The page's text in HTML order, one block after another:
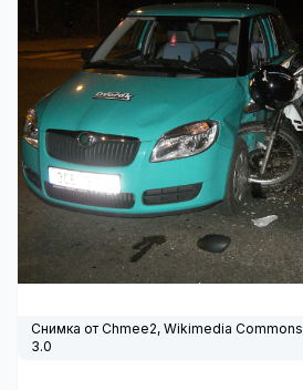
Снимка от Chmee2, Wikimedia Commons
3.0